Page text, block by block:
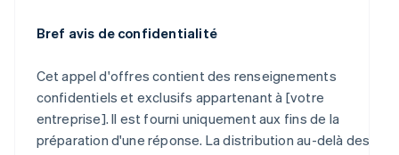
Bref avis de confidentialité
Cet appel d'offres contient des renseignements
confidentiels et exclusifs appartenant à [votre
entreprise]. Il est fourni uniquement aux fins de la
préparation d'une réponse. La distribution au-delà des